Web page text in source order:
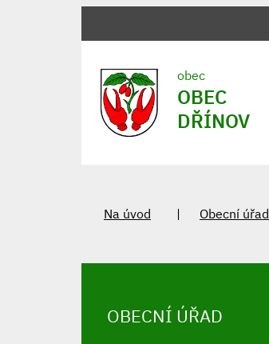
obec
OBEC
DŘÍNOV
Na úvod Obecní úřad
OBECNÍ ÚŘAD